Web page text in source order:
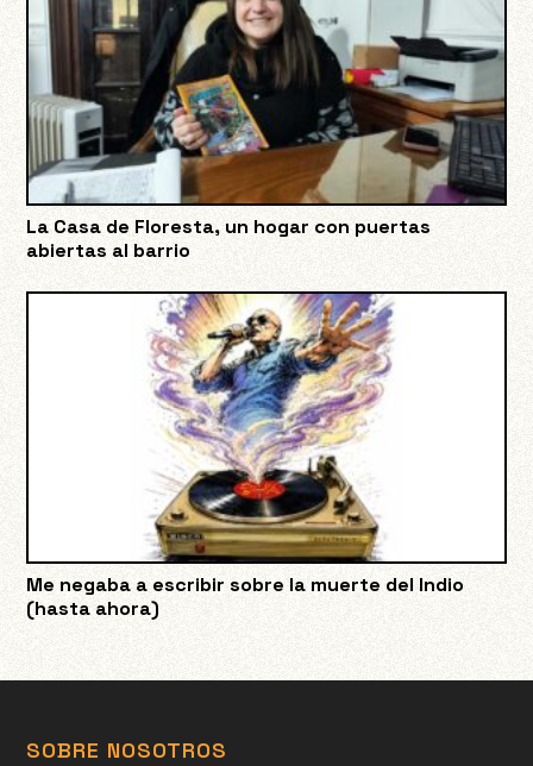
La Casa de Floresta, un hogar con puertas
abiertas al barrio
Me negaba a escribir sobre la muerte del Indio
(hasta ahora)
SOBRE NOSOTROS